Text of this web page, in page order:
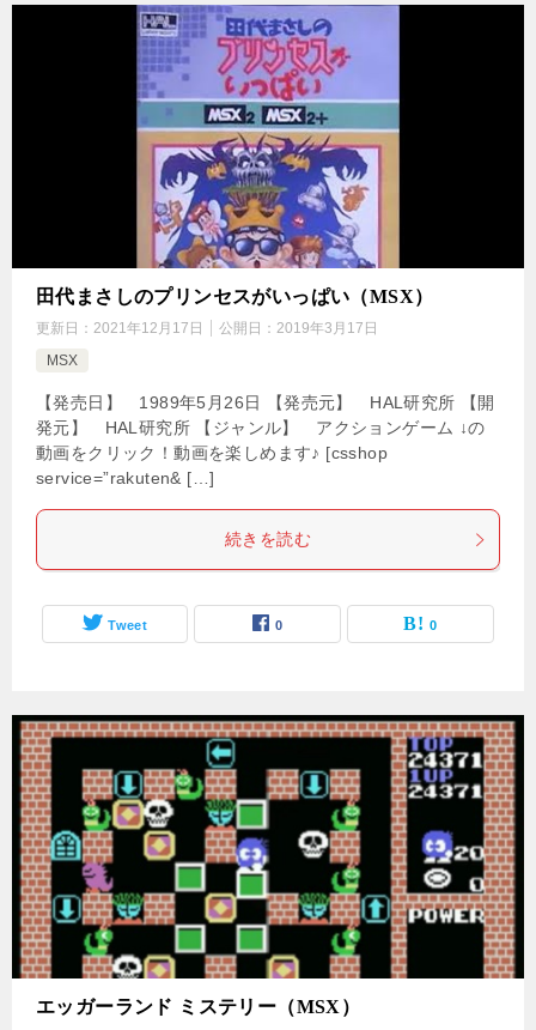
田代まさしのプリンセスがいっぱい（MSX）
更新日： 2021年12月17日 公開日： 2019年3月17日
MSX
【発売日】 1989年5月26日 【発売元】 HAL研究所 【開
発元】 HAL研究所 【ジャンル】 アクションゲーム ↓の
動画をクリック！動画を楽しめます♪ [csshop
service=”rakuten& […]
続きを読む
Tweet 0 0
エッガーランド ミステリー（MSX）